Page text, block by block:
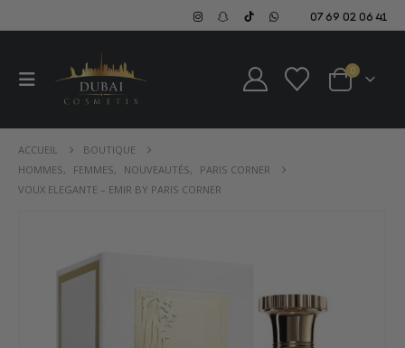
07 69 02 06 41
0
ACCUEIL
BOUTIQUE
HOMMES, FEMMES, NOUVEAUTÉS,
PARIS CORNER
VOUX ELEGANTE – EMIR BY PARIS CORNER